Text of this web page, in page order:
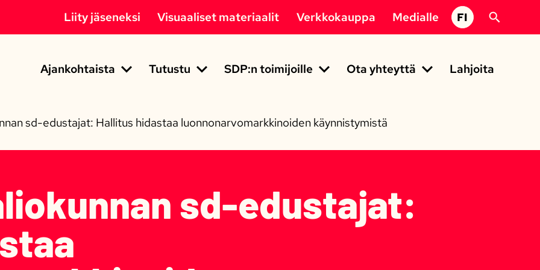
Ajankohtaista
Tutustu SDP:n toimijoille Ota yhteyttä Lahjoita
Liity jäseneksi Visuaaliset materiaalit Verkkokauppa Medialle FI
sd-edustajat: Hallitus hidastaa luonnonarvomarkkinoiden käynnistymistä
sd-edustajat: